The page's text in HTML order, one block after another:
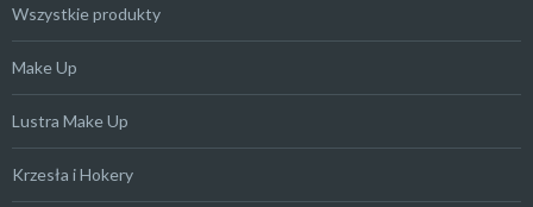
Wszystkie produkty
Make Up
Lustra Make Up
Krzesła i Hokery